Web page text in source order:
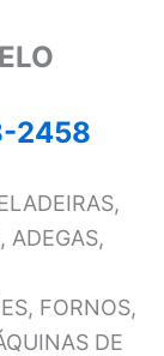
2458
ADEGAS,
FORNOS,
DE